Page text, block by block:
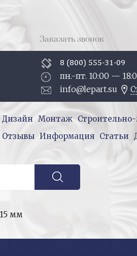
Заказать звонок
8 (800) 555-31-09
пн.-пт. 10:00 — 18:
info@lepart.su
Дизайн Монтаж
Отзывы Информация Статьи
мм